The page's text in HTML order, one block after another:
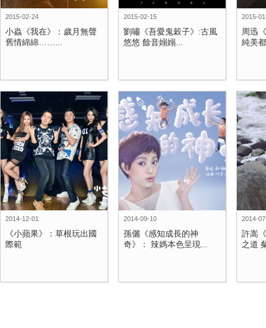
2015-02-24
小蟲《我在》：歲月無聲
舊情綿綿……...
2015-02-15
劉嘯《吾愛鬼穀子》:古風
悠悠 餘音嫋嫋...
2015-
周迅
純美
2014-12-01
《小蘋果》：草根玩出國
際範
2014-09-10
孫儷《感知成長的神
奇》： 辣媽本色呈現...
2014-
許嵩
之道